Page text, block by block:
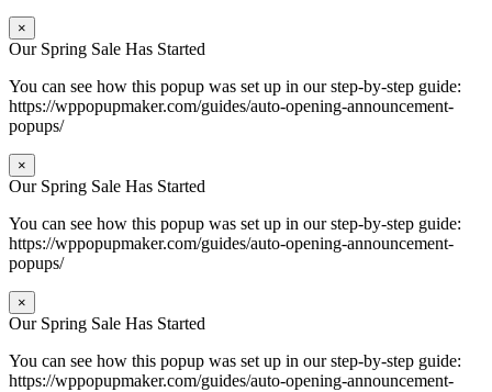
×
Our Spring Sale Has Started
You can see how this popup was set up in our step-by-step guide:
https://wppopupmaker.com/guides/auto-opening-announcement-
popups/
×
Our Spring Sale Has Started
You can see how this popup was set up in our step-by-step guide:
https://wppopupmaker.com/guides/auto-opening-announcement-
popups/
×
Our Spring Sale Has Started
You can see how this popup was set up in our step-by-step guide:
https://wppopupmaker.com/guides/auto-opening-announcement-